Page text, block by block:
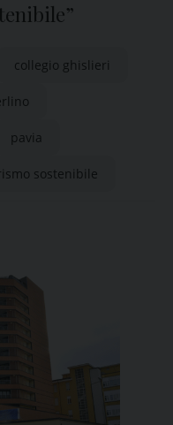
collegio ghislieri
pavia
sostenibile